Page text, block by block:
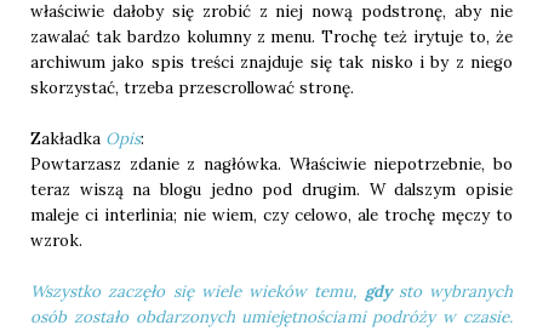
właściwie dałoby się zrobić z niej nową podstronę, aby nie
zawalać tak bardzo kolumny z menu. Trochę też irytuje to, że
archiwum jako spis treści znajduje się tak nisko i by z niego
skorzystać, trzeba przescrollować stronę.
Zakładka Opis:
Powtarzasz zdanie z nagłówka. Właściwie niepotrzebnie, bo
teraz wiszą na blogu jedno pod drugim. W dalszym opisie
maleje ci interlinia; nie wiem, czy celowo, ale trochę męczy to
wzrok.
Wszystko zaczęło się wiele wieków temu, gdy sto wybranych
osób zostało obdarzonych umiejętnościami podróży w czasie.